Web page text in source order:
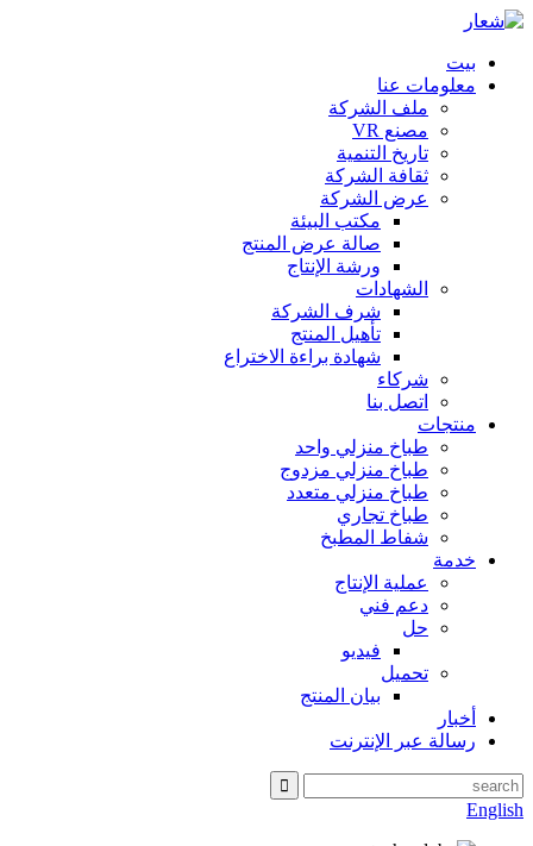
بيت
معلومات عنا
ملف الشركة
مصنع VR
تاريخ التنمية
ثقافة الشركة
عرض الشركة
مكتب البيئة
صالة عرض المنتج
ورشة الإنتاج
الشهادات
شرف الشركة
تأهيل المنتج
شهادة براءة الاختراع
شركاء
اتصل بنا
منتجات
طباخ منزلي واحد
طباخ منزلي مزدوج
طباخ منزلي متعدد
طباخ تجاري
شفاط المطبخ
خدمة
عملية الإنتاج
دعم فني
حل
فيديو
تحميل
بيان المنتج
أخبار
رسالة عبر الإنترنت
English